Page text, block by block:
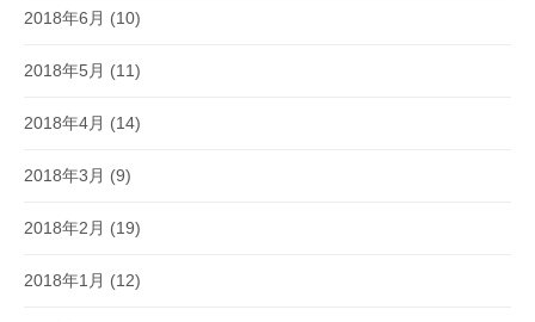
2018年6月 (10)
2018年5月 (11)
2018年4月 (14)
2018年3月 (9)
2018年2月 (19)
2018年1月 (12)